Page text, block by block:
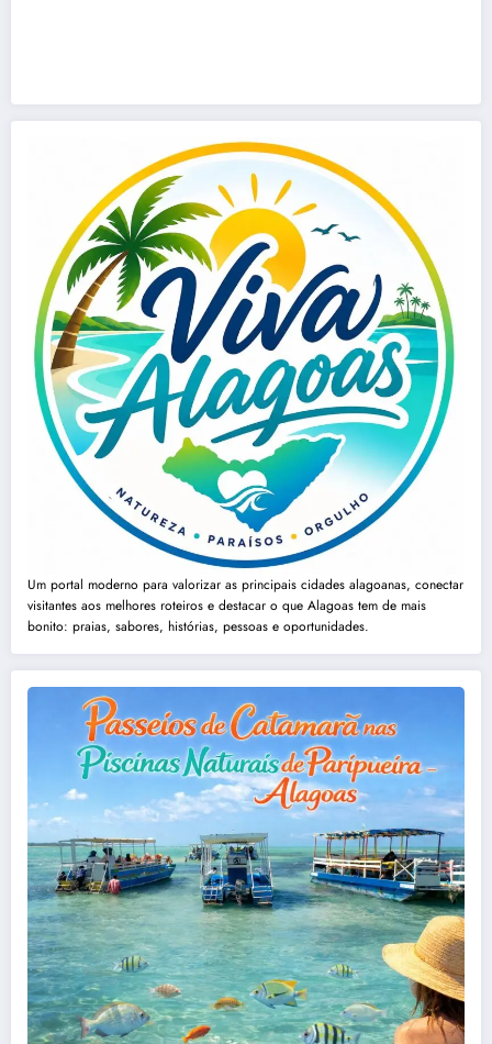
Um portal moderno para valorizar as principais cidades alagoanas, conectar
visitantes aos melhores roteiros e destacar o que Alagoas tem de mais
bonito: praias, sabores, histórias, pessoas e oportunidades.